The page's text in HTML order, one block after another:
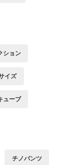
ション
イズ
ューブ
チノパンツ